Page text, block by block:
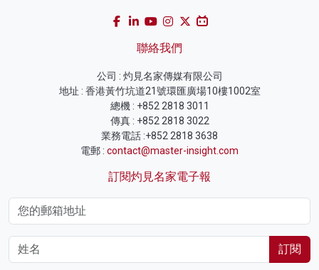
聯絡我們
公司 : 灼見名家傳媒有限公司
地址 : 香港黃竹坑道21號環匯廣場10樓1002室
總機 : +852 2818 3011
傳真 : +852 2818 3022
業務電話 :+852 2818 3638
電郵 : contact@master-insight.com
訂閱灼見名家電子報
訂閱